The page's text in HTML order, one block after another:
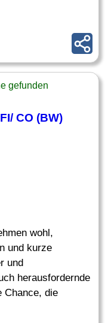
gefunden
FI/ CO (BW)
wohl,
und kurze
und
herausfordernde
Chance, die